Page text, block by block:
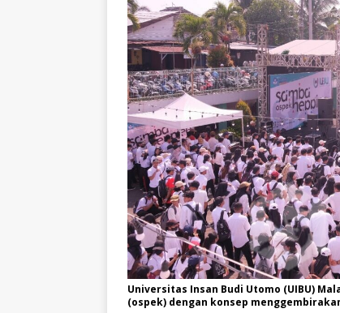
Universitas Insan Budi Utomo (UIBU)
(ospek) dengan konsep